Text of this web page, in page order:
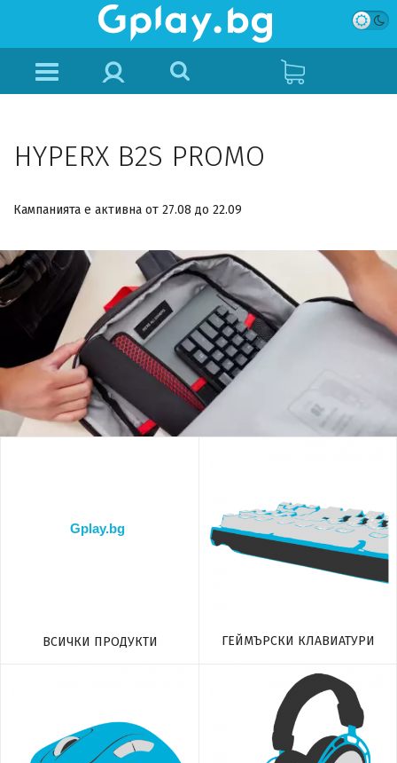
HYPERX B2S PROMO
Кампанията е активна от 27.08 до 22.09
ВСИЧКИ ПРОДУКТИ ГЕЙМЪРСКИ КЛАВИАТУРИ